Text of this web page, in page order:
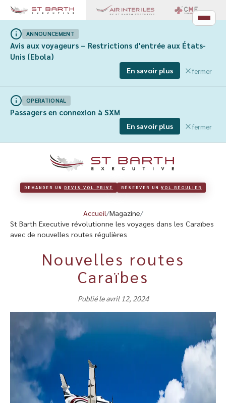
ANNOUNCEMENT
Avis aux voyageurs – Restrictions d'entrée aux États-
Unis (Ebola)
En savoir plus fermer
OPERATIONAL
Passagers en connexion à SXM
En savoir plus fermer
DEMANDER UN DEVIS VOL PRIVÉ RÉSERVER UN VOL RÉGULIER
Accueil Magazine
St Barth Executive révolutionne les voyages dans les Caraïbes
avec de nouvelles routes régulières
Nouvelles routes
Caraïbes
Publié le avril 12, 2024